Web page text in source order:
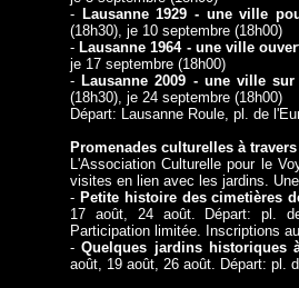
- Lausanne 1929 - une ville
(18h30), je 10 septembre (18h00)
- Lausanne 1964 - une ville
je 17 septembre (18h00)
- Lausanne 2009 - une ville
(18h30), je 24 septembre (18h00)
Départ: Lausanne Roule, pl. de
Promenades culturelles à
L'Association Culturelle pour le
visites en lien avec les jardins.
- Petite histoire des cimetières
17 août, 24 août. Départ: pl.
Participation limitée. Inscriptions
-Quelques jardins historiques
août, 19 août, 26 août. Départ: pl.